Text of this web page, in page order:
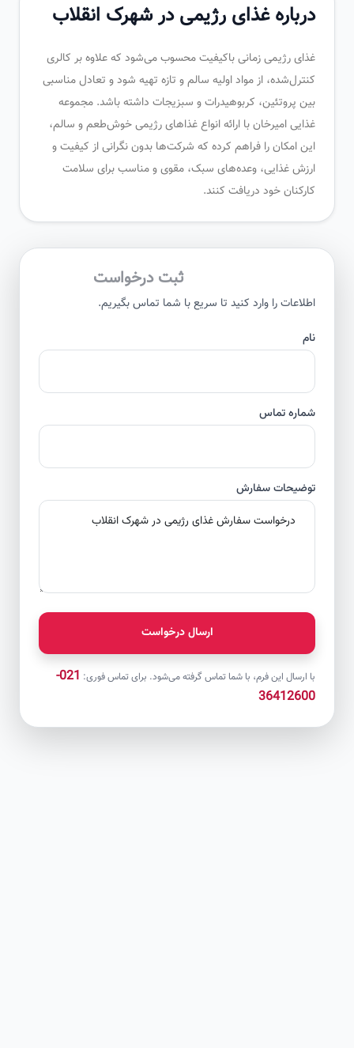
درباره غذای رژیمی در شهرک انقلاب
غذای رژیمی زمانی باکیفیت محسوب می‌شود که علاوه بر کالری
کنترل‌شده، از مواد اولیه سالم و تازه تهیه شود و تعادل مناسبی
بین پروتئین، کربوهیدرات و سبزیجات داشته باشد. مجموعه
غذایی امیرخان با ارائه انواع غذاهای رژیمی خوش‌طعم و سالم،
این امکان را فراهم کرده که شرکت‌ها بدون نگرانی از کیفیت و
ارزش غذایی، وعده‌های سبک، مقوی و مناسب برای سلامت
کارکنان خود دریافت کنند.
ثبت درخواست
اطلاعات را وارد کنید تا سریع با شما تماس بگیریم.
شماره تماس
توضیحات سفارش
ارسال درخواست
با ارسال این فرم، با شما تماس گرفته می‌شود. برای تماس فوری:
021-
36412600